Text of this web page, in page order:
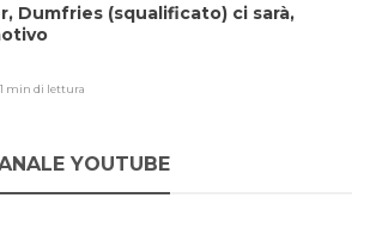
Dumfries (squalificato) ci sarà,
1 min di lettura
YOUTUBE